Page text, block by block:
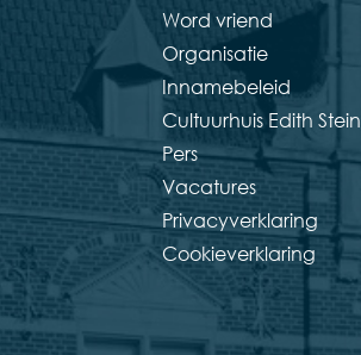
Word vriend
Organisatie
Innamebeleid
Cultuurhuis Edith Stein
Pers
Vacatures
Privacyverklaring
Cookieverklaring